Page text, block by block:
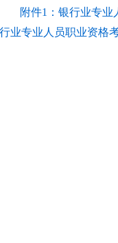
附件1：银行业专业
业专业人员职业资格